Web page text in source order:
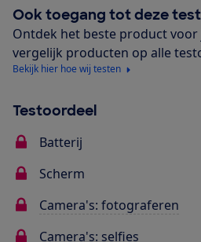
Ook toegang tot deze
Ontdek het beste product
vergelijk producten op alle
Bekijk hier hoe wij testen
Testoordeel
Batterij
Scherm
Camera's: fotograferen
Camera's: selfies